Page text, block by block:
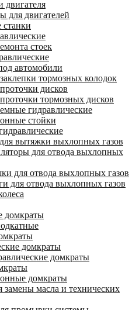
двигателя
для двигателей
стоек
автомобили
тормозных колодок
дисков
тормозных дисков
гидравлические
стойки
вытяжки выхлопных газов
для отвода выхлопных
для отвода выхлопных газов
для отвода выхлопных газов
домкраты
домкраты
домкраты
домкраты
замены масла и технических